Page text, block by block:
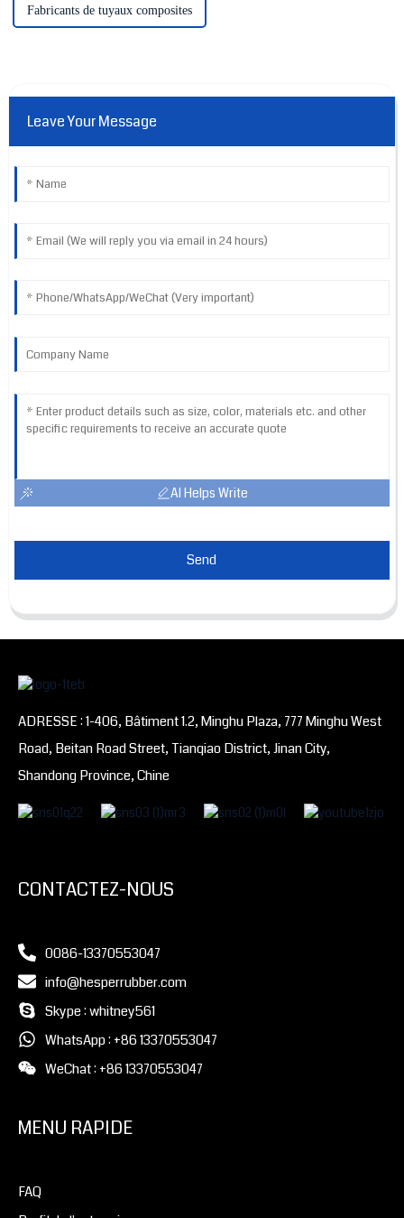
Fabricants de tuyaux composites
Leave Your Message
AI Helps Write
Send
ADRESSE : 1-406, Bâtiment 1.2, Minghu Plaza, 777 Minghu West
Road, Beitan Road Street, Tianqiao District, Jinan City,
Shandong Province, Chine
CONTACTEZ-NOUS
0086-13370553047
info@hesperrubber.com
Skype : whitney561
WhatsApp : +86 13370553047
WeChat : +86 13370553047
MENU RAPIDE
FAQ